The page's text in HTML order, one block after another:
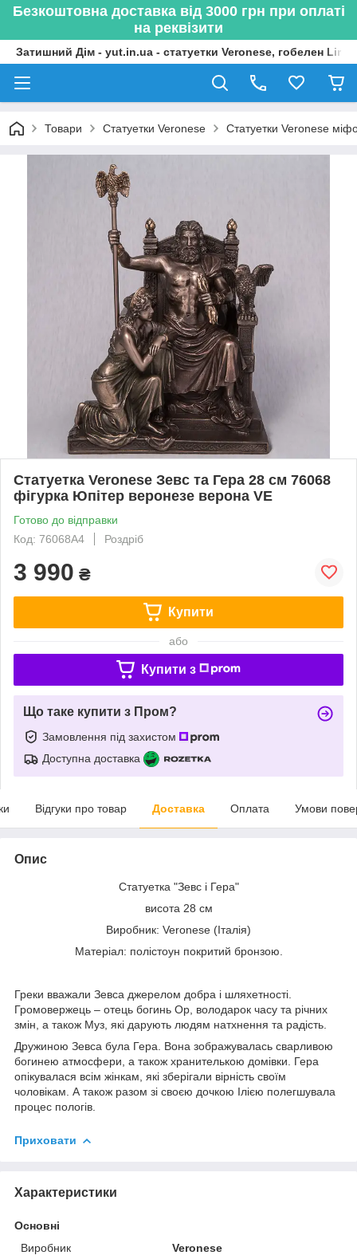
Безкоштовна доставка від 3000 грн при оплаті
на реквізити
Затишний Дім - yut.in.ua - статуетки Veronese, гобелен
Товари Статуетки Veronese Статуетки Veronese
Статуетка Veronese Зевс та Гера 28 см 76068
фігурка Юпітер веронезе верона VE
Готово до відправки
Код: 76068A4
Роздріб
3 990 ₴
Купити
або
Купити з
Що таке купити з Пром?
Замовлення під захистом
Доступна доставка
Відгуки про товар Доставка Оплата Умови
Опис
Статуетка "Зевс і Гера"
висота 28 см
Виробник: Veronese (Італія)
Матеріал: полістоун покритий бронзою.
Греки вважали Зевса джерелом добра і шляхетності.
Громовержець – отець богинь Ор, володарок часу та річних
змін, а також Муз, які дарують людям натхнення та радість.
Дружиною Зевса була Гера. Вона зображувалась сварливою
богинею атмосфери, а також хранителькою домівки. Гера
опікувалася всім жінкам, які зберігали вірність своїм
чоловікам. А також разом зі своєю дочкою Ілією полегшувала
процес пологів.
Приховати
Характеристики
Основні
Виробник
Veronese